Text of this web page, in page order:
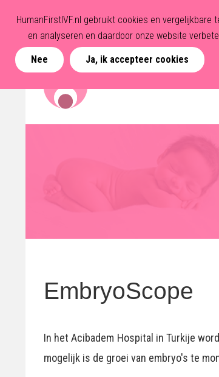
EmbryoScope
In het Acibadem Hospital in Turkije
mogelijk is de groei van embryo's te
HumanFirstIVF.nl gebruikt cookies en
en analyseren en daardoor onze website
Nee Ja, ik accepteer cookies